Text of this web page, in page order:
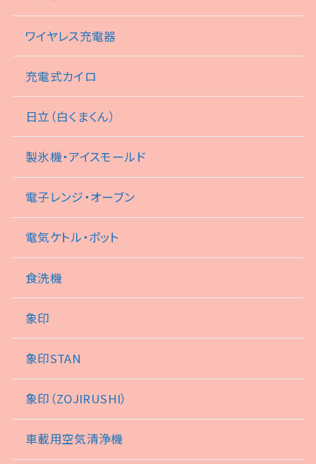
ワイヤレス充電器
充電式カイロ
日立（白くまくん）
製氷機・アイスモールド
電子レンジ・オーブン
電気ケトル・ポット
食洗機
象印
象印STAN
象印（ZOJIRUSHI）
車載用空気清浄機